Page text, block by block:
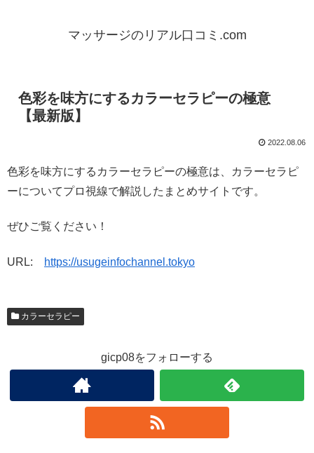
マッサージのリアル口コミ.com
色彩を味方にするカラーセラピーの極意
【最新版】
2022.08.06
色彩を味方にするカラーセラピーの極意は、カラーセラピ
ーについてプロ視線で解説したまとめサイトです。
ぜひご覧ください！
URL: https://usugeinfochannel.tokyo
カラーセラピー
gicp08をフォローする